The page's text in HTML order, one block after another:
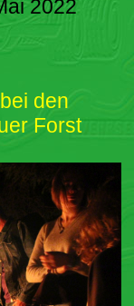
2022
den
Forst